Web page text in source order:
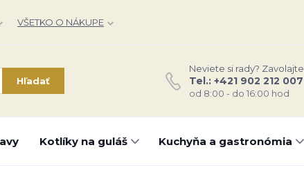
VŠETKO O NÁKUPE
Hľadať
Neviete si rady? Zavolajte.
Tel.: +421 902 212 007
od 8:00 - do 16:00 hod
Kotlíky na guláš Kuchyňa a gastronómia